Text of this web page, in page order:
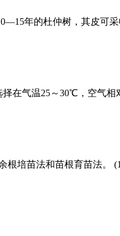
年的杜仲树，其皮可
择在气温25～30℃，空
培苗法和苗根育苗法。